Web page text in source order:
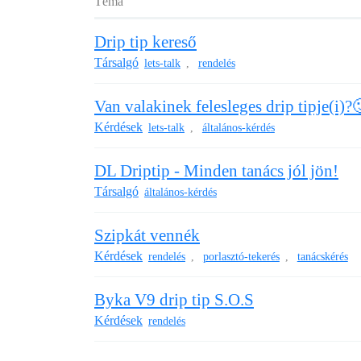
Drip tip kereső
Társalgó lets-talk , rendelés
Van valakinek felesleges drip
Kérdések lets-talk , általános-kérdés
DL Driptip - Minden tanács jól jön!
Társalgó általános-kérdés
Szipkát vennék
Kérdések rendelés , porlasztó-tekerés , tanácskérés
Byka V9 drip tip S.O.S
Kérdések rendelés